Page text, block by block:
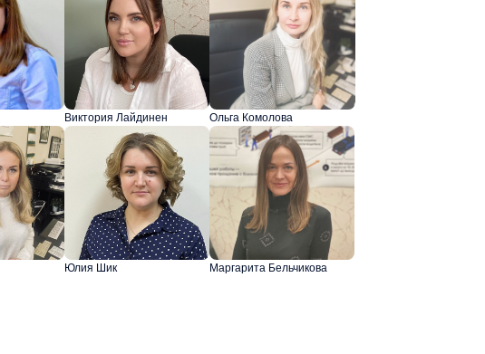
Виктория Лайдинен Ольга Комолова
Юлия Шик Маргарита Бельчикова